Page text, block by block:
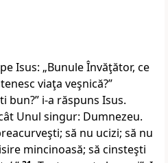
Isus: „Bunule Învăţător, ce
viaţa veşnică?”
bun?” i-a răspuns Isus.
Unul singur: Dumnezeu.
să nu ucizi; să nu
mincinoasă; să cinsteşti